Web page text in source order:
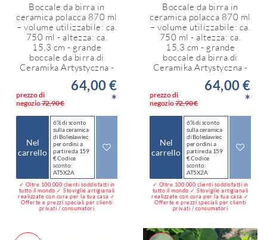
Boccale da birra in
ceramica polacca 870 ml
– volume utilizzabile: ca.
750 ml - altezza: ca.
15,3 cm - grande
boccale da birra di
Ceramika Artystyczna -
prezzo di
negozio72,90 €
64,00 €
*
Nel
carrello
6% di sconto
sulla ceramica
di Bolesławiec
per ordini a
partire da 159
€ Codice
sconto:
AT5X2A
✓ Oltre 100.000 clienti soddisfatti in
tutto il mondo ✓ Stoviglie artigianali
realizzate con cura per la tua casa ✓
Offerte e prezzi speciali per clienti
privati / consumatori
Boccale da birra in
ceramica polacca 870 ml
– volume utilizzabile: ca.
750 ml - altezza: ca.
15,3 cm - grande
boccale da birra di
Ceramika Artystyczna -
prezzo di
negozio72,90 €
64,00 €
*
Nel
carrello
6% di sconto
sulla ceramica
di Bolesławiec
per ordini a
partire da 159
€ Codice
sconto:
AT5X2A
✓ Oltre 100.000 clienti soddisfatti in
tutto il mondo ✓ Stoviglie artigianali
realizzate con cura per la tua casa ✓
Offerte e prezzi speciali per clienti
privati / consumatori